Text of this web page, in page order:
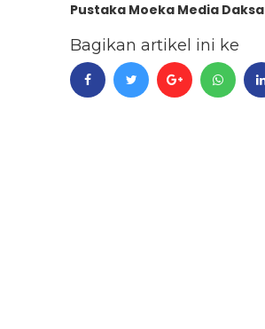
Pustaka Moeka Media Daksa
Bagikan artikel ini ke